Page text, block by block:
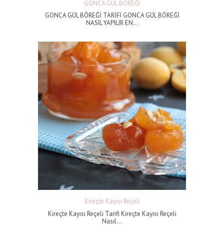
GONCA GÜL BÖREĞİ
GONCA GÜL BÖREĞİ TARİFİ GONCA GÜL BÖREĞİ
NASIL YAPILIR EN...
Kireçte Kayısı Reçeli
Kireçte Kayısı Reçeli Tarifi Kireçte Kayısı Reçeli
Nasıl...